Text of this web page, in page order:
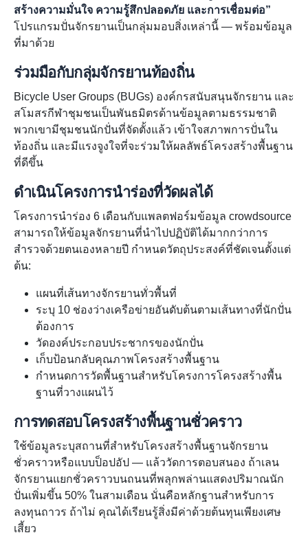
สร้างความมั่นใจ ความรู้สึกปลอดภัย และการเชื่อมต่อ”
โปรแกรมปั่นจักรยานเป็นกลุ่มมอบสิ่งเหล่านี้ — พร้อมข้อมูล
ที่มาด้วย
ร่วมมือกับกลุ่มจักรยานท้องถิ่น
Bicycle User Groups (BUGs) องค์กรสนับสนุนจักรยาน และ
สโมสรกีฬาชุมชนเป็นพันธมิตรด้านข้อมูลตามธรรมชาติ
พวกเขามีชุมชนนักปั่นที่จัดตั้งแล้ว เข้าใจสภาพการปั่นใน
ท้องถิ่น และมีแรงจูงใจที่จะร่วมให้ผลลัพธ์โครงสร้างพื้นฐาน
ที่ดีขึ้น
ดำเนินโครงการนำร่องที่วัดผลได้
โครงการนำร่อง 6 เดือนกับแพลตฟอร์มข้อมูล crowdsource
สามารถให้ข้อมูลจักรยานที่นำไปปฏิบัติได้มากกว่าการ
สำรวจด้วยตนเองหลายปี กำหนดวัตถุประสงค์ที่ชัดเจนตั้งแต่
ต้น:
แผนที่เส้นทางจักรยานทั่วพื้นที่
ระบุ 10 ช่องว่างเครือข่ายอันดับต้นตามเส้นทางที่นักปั่น
ต้องการ
วัดองค์ประกอบประชากรของนักปั่น
เก็บป้อนกลับคุณภาพโครงสร้างพื้นฐาน
กำหนดการวัดพื้นฐานสำหรับโครงการโครงสร้างพื้น
ฐานที่วางแผนไว้
การทดสอบโครงสร้างพื้นฐานชั่วคราว
ใช้ข้อมูลระบุสถานที่สำหรับโครงสร้างพื้นฐานจักรยาน
ชั่วคราวหรือแบบป็อปอัป — แล้ววัดการตอบสนอง ถ้าเลน
จักรยานแยกชั่วคราวบนถนนที่พลุกพล่านแสดงปริมาณนัก
ปั่นเพิ่มขึ้น 50% ในสามเดือน นั่นคือหลักฐานสำหรับการ
ลงทุนถาวร ถ้าไม่ คุณได้เรียนรู้สิ่งมีค่าด้วยต้นทุนเพียงเศษ
เสี้ยว